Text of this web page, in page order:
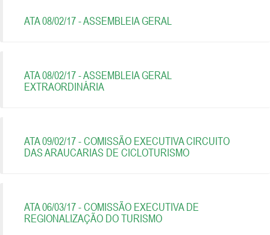
ATA 08/02/17 - ASSEMBLEIA GERAL
ATA 08/02/17 - ASSEMBLEIA GERAL
EXTRAORDINÁRIA
ATA 09/02/17 - COMISSÃO EXECUTIVA CIRCUITO
DAS ARAUCARIAS DE CICLOTURISMO
ATA 06/03/17 - COMISSÃO EXECUTIVA DE
REGIONALIZAÇÃO DO TURISMO